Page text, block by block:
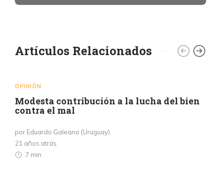
Artículos Relacionados
OPINIÓN
Modesta contribución a la lucha del bien
contra el mal
por Eduardo Galeano (Uruguay)
21 años atrás
7 min